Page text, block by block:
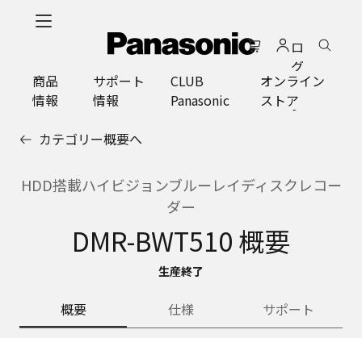
ロ
グ
イ
ン
商品
情報
サポート
情報
CLUB
Panasonic
オンライン
ストア
カテゴリー概要へ
HDD搭載ハイビジョンブルーレイディスクレコー
ダー
DMR-BWT510 概要
生産終了
概要 仕様 サポート